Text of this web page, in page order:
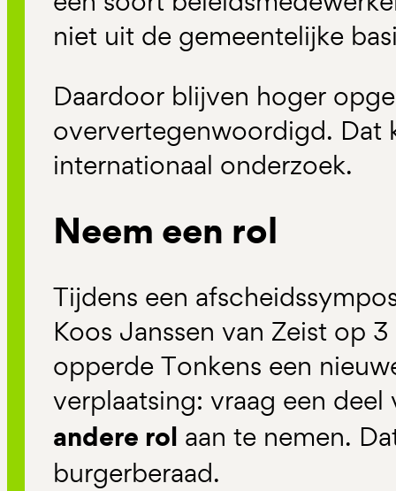
niet uit de gemeentelijke
Daardoor blijven hoger
oververtegenwoordigd. Dat
internationaal onderzoek.
Neem een rol
Tijdens een
Koos Janssen van Zeist op
opperde Tonkens een
verplaatsing: vraag een
andere rol aan te nemen.
burgerberaad.